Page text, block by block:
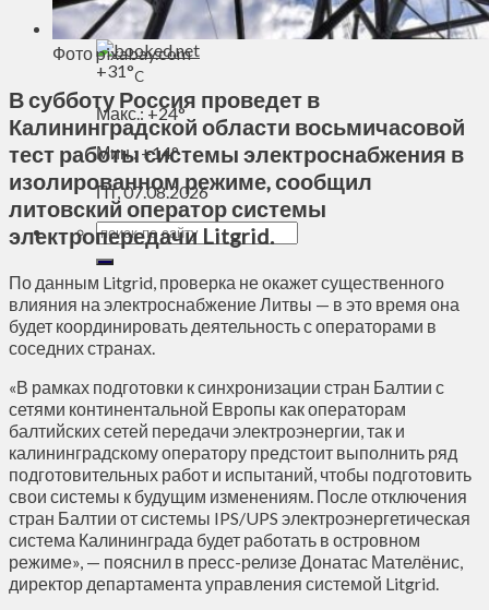
Вильнюс
+31°C
Макс.: +24°
Мин.:+14°
Пт, 07.08.2026
Фото pixabay.com
В субботу Россия проведет в
Калининградской области восьмичасовой
тест работы системы электроснабжения в
изолированном режиме, сообщил
литовский оператор системы
электропередачи Litgrid.
По данным Litgrid, проверка не окажет существенного
влияния на электроснабжение Литвы — в это время она
будет координировать деятельность с операторами в
соседних странах.
«В рамках подготовки к синхронизации стран Балтии с
сетями континентальной Европы как операторам
балтийских сетей передачи электроэнергии, так и
калининградскому оператору предстоит выполнить ряд
подготовительных работ и испытаний, чтобы подготовить
свои системы к будущим изменениям. После отключения
стран Балтии от системы IPS/UPS электроэнергетическая
система Калининграда будет работать в островном
режиме», — пояснил в пресс-релизе Донатас Мателёнис,
директор департамента управления системой Litgrid.